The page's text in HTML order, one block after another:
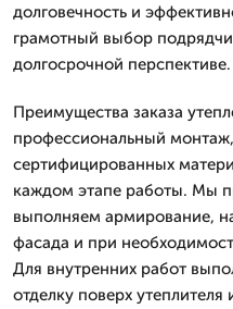
долговечность и
грамотный выбор
долгосрочной перспективе.
Преимущества заказа
профессиональный
сертифицированных
каждом этапе работы. Мы
выполняем армирование,
фасада и при
Для внутренних работ
отделку поверх